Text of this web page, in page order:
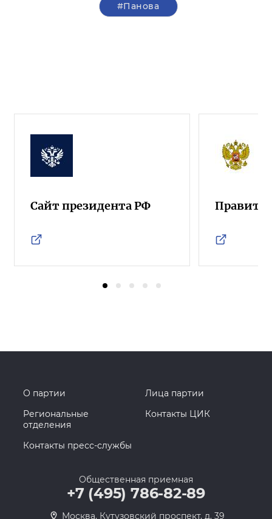
#Панова
Сайт президента РФ
О партии
Лица партии
Региональные
отделения
Контакты ЦИК
Контакты пресс-службы
Общественная приемная
+7 (495) 786-82-89
Москва, Кутузовский проспект, д. 39